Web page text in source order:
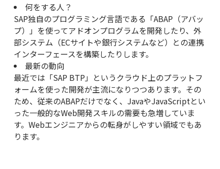
何をする人？
SAP独自のプログラミング言語である「ABAP（アバッ
プ）」を使ってアドオンプログラムを開発したり、外
部システム（ECサイトや銀行システムなど）との連携
インターフェースを構築したりします。
最新の動向
最近では「SAP BTP」というクラウド上のプラットフ
ォームを使った開発が主流になりつつあります。その
ため、従来のABAPだけでなく、JavaやJavaScriptとい
った一般的なWeb開発スキルの需要も急増していま
す。Webエンジニアからの転身がしやすい領域でもあ
ります。